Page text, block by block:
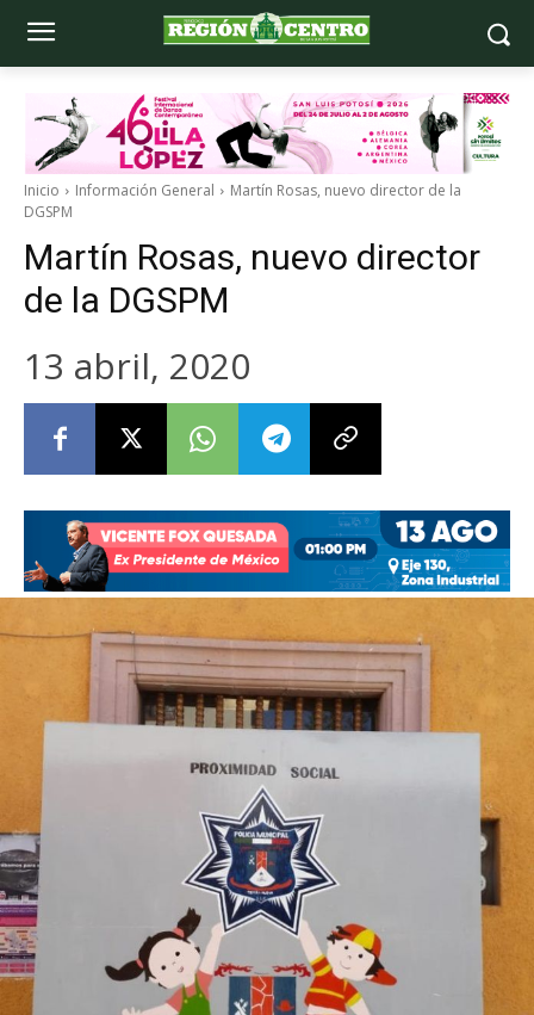
Inicio Información General
Martín Rosas, nuevo director de la
DGSPM
Martín Rosas, nuevo director
de la DGSPM
13 abril, 2020